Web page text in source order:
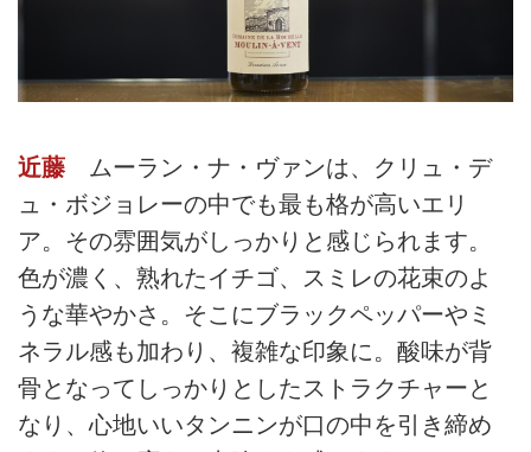
近藤 ムーラン・ナ・ヴァンは、クリュ・デ
ュ・ボジョレーの中でも最も格が高いエリ
ア。その雰囲気がしっかりと感じられます。
色が濃く、熟れたイチゴ、スミレの花束のよ
うな華やかさ。そこにブラックペッパーやミ
ネラル感も加わり、複雑な印象に。酸味が背
骨となってしっかりとしたストラクチャーと
なり、心地いいタンニンが口の中を引き締め